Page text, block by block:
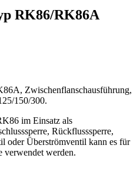
RK86/RK86A
Zwischenflanschausführung,
150/300.
im Einsatz als
Rückflusssperre,
oder Überströmventil kann es für
verwendet werden.